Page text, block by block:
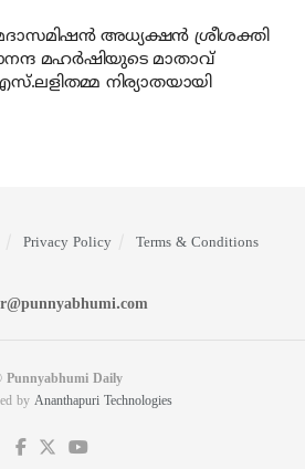
അധ്യക്ഷന്‍ ശ്രീശക്തി
മഹര്‍ഷിയുടെ മാതാവ്
നിര്യാതയായി
Privacy Policy Terms & Conditions
Punnyabhumi Daily
by Ananthapuri Technologies